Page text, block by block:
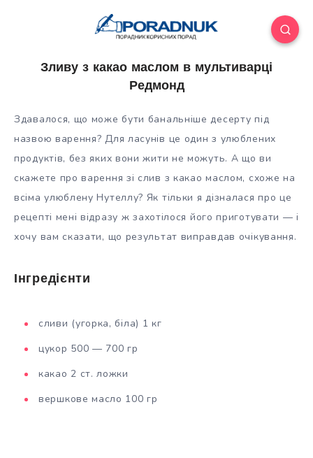
Зливу з какао маслом в мультиварці
Редмонд
Здавалося, що може бути банальніше десерту під
назвою варення? Для ласунів це один з улюблених
продуктів, без яких вони жити не можуть. А що ви
скажете про варення зі слив з какао маслом, схоже на
всіма улюблену Нутеллу? Як тільки я дізналася про це
рецепті мені відразу жзахотілося його приготувати — і
хочу вам сказати, що результат виправдав очікування.
Інгредієнти
сливи (угорка, біла) 1 кг
цукор 500 — 700 гр
какао 2 ст. ложки
вершкове масло 100 гр